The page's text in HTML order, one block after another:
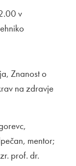
v
Znanost o
na zdravje
mentor;
prof. dr.